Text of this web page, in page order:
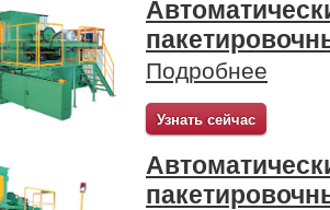
Подробнее
Узнать сейчас